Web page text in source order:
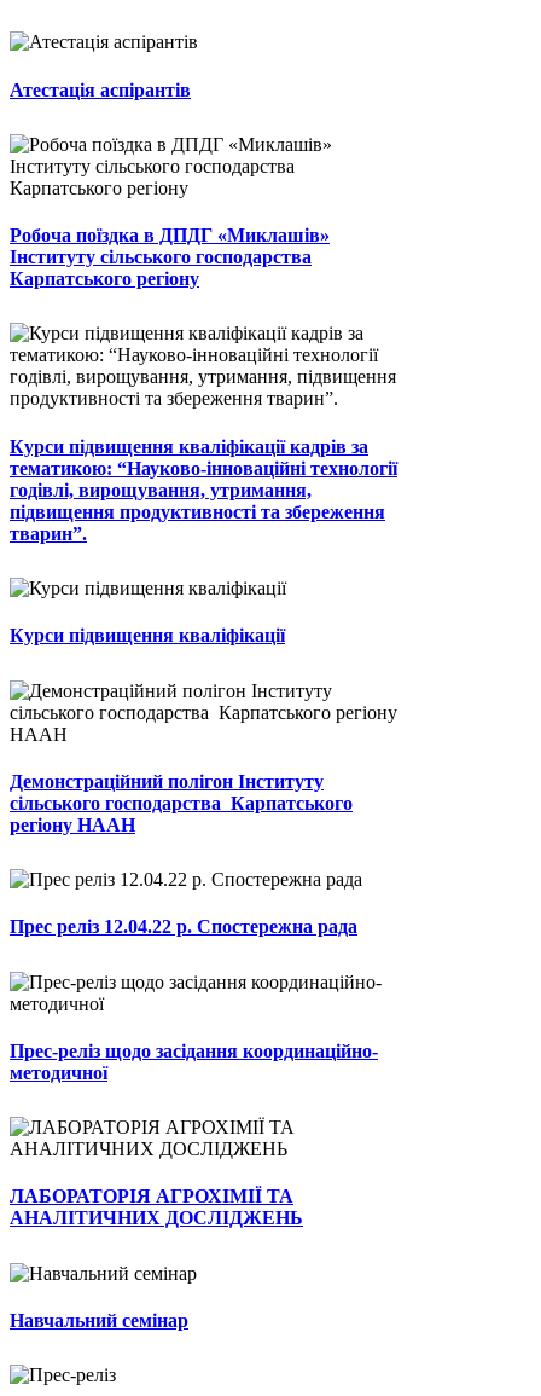
Атестація аспірантів
Робоча поїздка в ДПДГ «Миклашів»
Інституту сільського господарства
Карпатського регіону
Курси підвищення кваліфікації кадрів за
тематикою: “Науково-інноваційні технології
годівлі, вирощування, утримання,
підвищення продуктивності та збереження
тварин”.
Курси підвищення кваліфікації
Демонстраційний полігон Інституту
сільського господарства Карпатського
регіону НААН
Прес реліз 12.04.22 р. Спостережна рада
Прес-реліз щодо засідання координаційно-
методичної
ЛАБОРАТОРІЯ АГРОХІМІЇ ТА
АНАЛІТИЧНИХ ДОСЛІДЖЕНЬ
Навчальний семінар